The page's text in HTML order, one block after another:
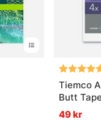
Betyg:
Tiemco
Butt
49 kr